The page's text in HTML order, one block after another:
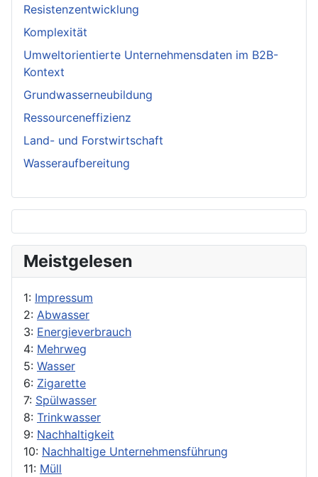
Resistenzentwicklung
Komplexität
Umweltorientierte Unternehmensdaten im B2B-
Kontext
Grundwasserneubildung
Ressourceneffizienz
Land- und Forstwirtschaft
Wasseraufbereitung
Meistgelesen
1: Impressum
2: Abwasser
3: Energieverbrauch
4: Mehrweg
5: Wasser
6: Zigarette
7: Spülwasser
8: Trinkwasser
9: Nachhaltigkeit
10: Nachhaltige Unternehmensführung
11: Müll